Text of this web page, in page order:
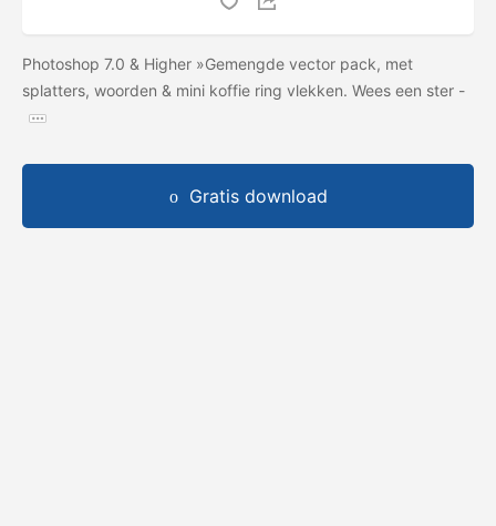
Photoshop 7.0 & Higher »Gemengde vector pack, met
splatters, woorden & mini koffie ring vlekken. Wees een ster -
Gratis download